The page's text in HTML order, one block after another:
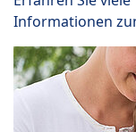
Informationen